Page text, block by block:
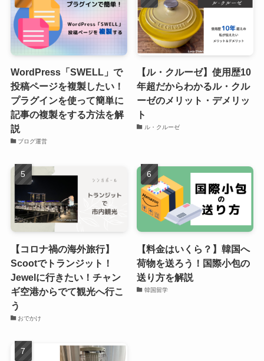
WordPress「SWELL」で
投稿ページを複製したい！
プラグインを使って簡単に
記事の複製をする方法を解
説
ブログ運営
【ル・クルーゼ】使用歴10
年超だからわかるル・クル
ーゼのメリット・デメリッ
ト
ル・クルーゼ
【コロナ禍の海外旅行】
Scootでトランジット！
Jewelに行きたい！チャン
ギ空港からでて観光へ行こ
う
おでかけ
【料金はいくら？】韓国へ
荷物を送ろう！国際小包の
送り方を解説
韓国留学